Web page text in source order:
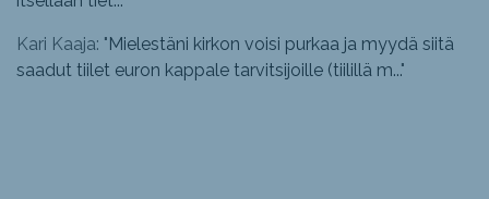
Kari Kaaja: "Mielestäni kirkon voisi purkaa ja myydä siitä
saadut tiilet euron kappale tarvitsijoille (tiilillä m..."